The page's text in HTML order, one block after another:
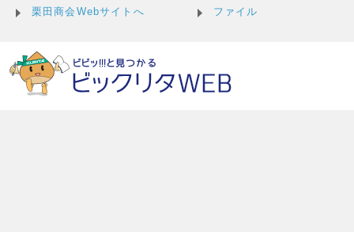
栗田商会Webサイトへ
ファイル